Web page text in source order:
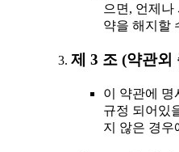
으면, 언제나
약을 해지할
제 3 조 (약관외
이 약관에 명
규정 되어있
지 않은 경우